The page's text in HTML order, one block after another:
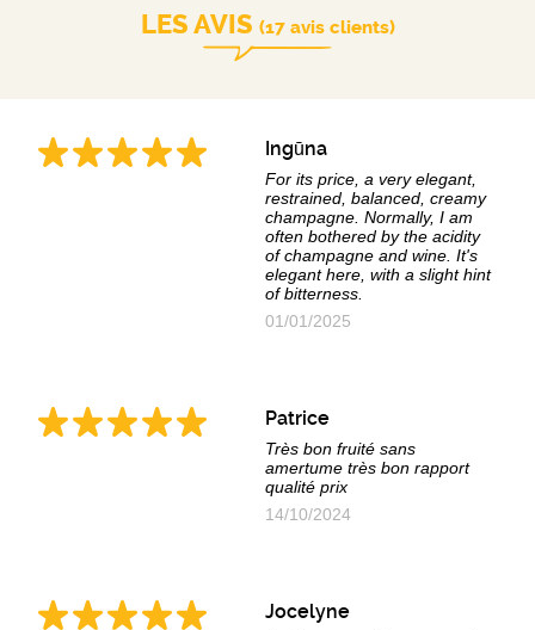
LES AVIS (17 avis clients)
Ingūna
For its price, a very elegant,
restrained, balanced, creamy
champagne. Normally, I am
often bothered by the acidity
of champagne and wine. It's
elegant here, with a slight hint
of bitterness.
01/01/2025
Patrice
Très bon fruité sans
amertume très bon rapport
qualité prix
14/10/2024
Jocelyne